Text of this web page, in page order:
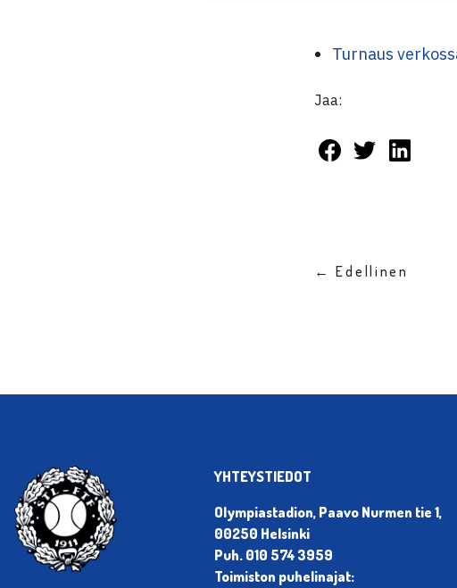
Turnaus
Jaa:
← Edellinen
YHTEYSTIEDOT
Olympiastadion, Paavo Nurmen tie 1,
00250 Helsinki
Puh. 010 574 3959
Toimiston puhelinajat: